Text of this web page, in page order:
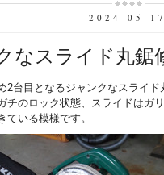
2024-05-17
なスライド丸鋸
2台目となるジャンクなスライ
チのロック状態、スライドはガ
ている模様です。